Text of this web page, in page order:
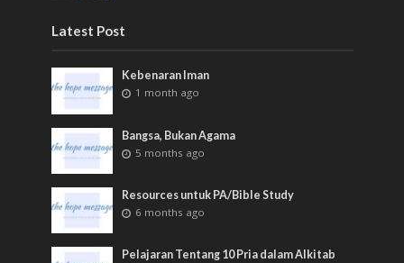
Latest Post
Kebenaran Iman
1 month ago
Bangsa, Bukan Agama
5 months ago
Resources untuk PA/Bible Study
6 months ago
Pelajaran Tentang 10 Pria dalam Alkitab